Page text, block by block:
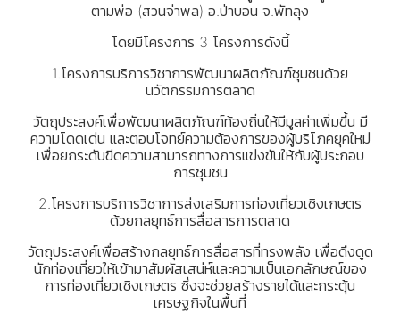
ตามพ่อ (สวนจ่าพล) อ.ป่าบอน จ.พัทลุง
โดยมีโครงการ 3 โครงการดังนี้
1.โครงการบริการวิชาการพัฒนาผลิตภัณฑ์ชุมชนด้วย
นวัตกรรมการตลาด
วัตถุประสงค์เพื่อพัฒนาผลิตภัณฑ์ท้องถิ่นให้มีมูลค่าเพิ่มขึ้น มี
ความโดดเด่น และตอบโจทย์ความต้องการของผู้บริโภคยุคใหม่
เพื่อยกระดับขีดความสามารถทางการแข่งขันให้กับผู้ประกอบ
การชุมชน
2.โครงการบริการวิชาการส่งเสริมการท่องเที่ยวเชิงเกษตร
ด้วยกลยุทธ์การสื่อสารการตลาด
วัตถุประสงค์เพื่อสร้างกลยุทธ์การสื่อสารที่ทรงพลัง เพื่อดึงดูด
นักท่องเที่ยวให้เข้ามาสัมผัสเสน่ห์และความเป็นเอกลักษณ์ของ
การท่องเที่ยวเชิงเกษตร ซึ่งจะช่วยสร้างรายได้และกระตุ้น
เศรษฐกิจในพื้นที่